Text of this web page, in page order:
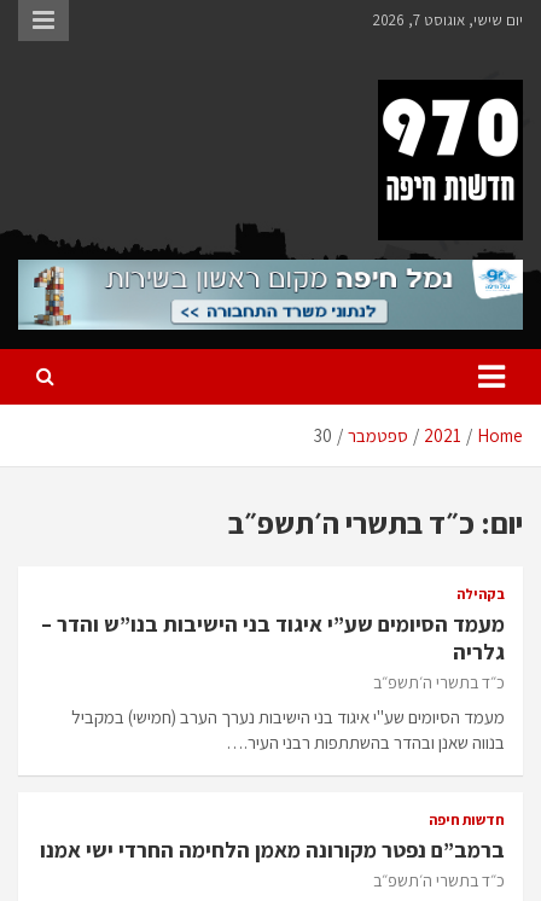
Skipיום שישי, אוגוסט 7, 2026
970 חדשות חיפה
970 חדשות חיפה
Home
2021 ספטמבר 30
יום: כ״ד בתשרי ה׳תשפ״ב
בקהילה
מעמד הסיומים שע”י איגוד בני הישיבות בנו”ש והדר –
גלריה
כ״ד בתשרי ה׳תשפ״ב
מעמד הסיומים שע"י איגוד בני הישיבות נערך הערב (חמישי) במקביל
בנווה שאנן ובהדר בהשתתפות רבני העיר.…
חדשות חיפה
ברמב”ם נפטר מקורונה מאמן הלחימה החרדי ישי אמנו
כ״ד בתשרי ה׳תשפ״ב